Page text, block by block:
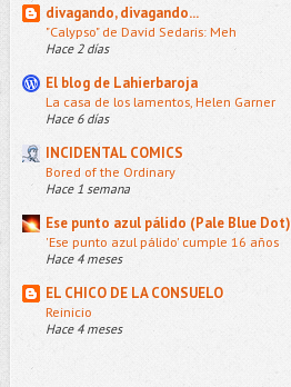
divagando, divagando...
"Calypso" de David Sedaris: Meh
Hace 2 días
El blog de Lahierbaroja
La casa de los lamentos, Helen Garner
Hace 6 días
INCIDENTAL COMICS
Bored of the Ordinary
Hace 1 semana
Ese punto azul pálido (Pale Blue Dot)
'Ese punto azul pálido' cumple 16 años
Hace 4 meses
EL CHICO DE LA CONSUELO
Reinicio
Hace 4 meses